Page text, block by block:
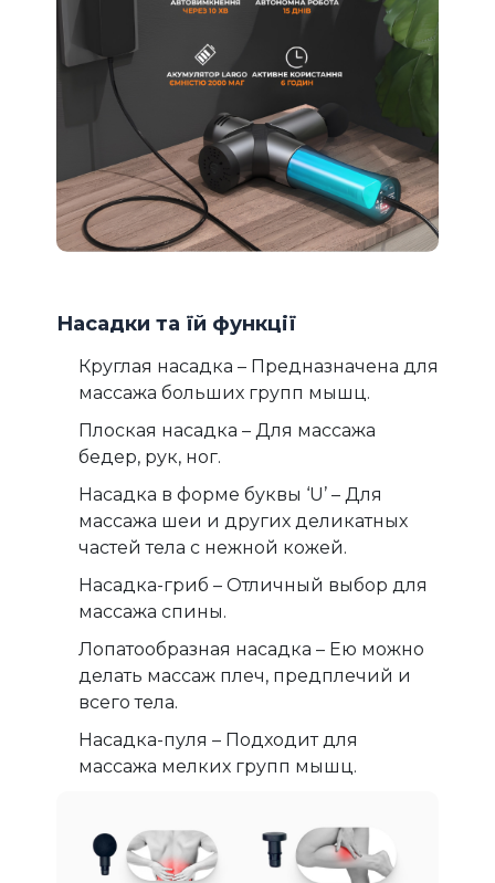
Насадки та їй функції
Круглая насадка – Предназначена для
массажа больших групп мышц.
Плоская насадка – Для массажа
бедер, рук, ног.
Насадка в форме буквы ‘U’ – Для
массажа шеи и других деликатных
частей тела с нежной кожей.
Насадка-гриб – Отличный выбор для
массажа спины.
Лопатообразная насадка – Ею можно
делать массаж плеч, предплечий и
всего тела.
Насадка-пуля – Подходит для
массажа мелких групп мышц.